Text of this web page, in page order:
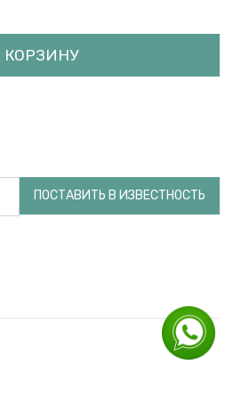
КОРЗИНУ
ПОСТАВИТЬ В ИЗВЕСТНОСТЬ